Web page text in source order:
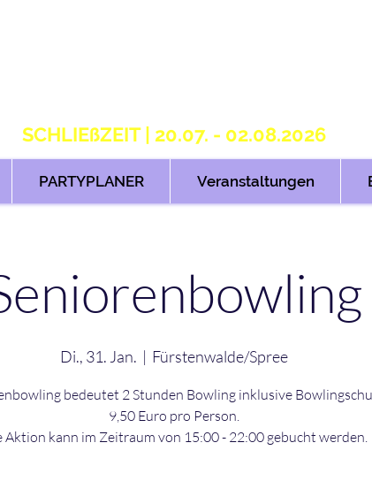
SCHLIEßZEIT | 20.07. - 02.08.2026
PARTYPLANER Veranstaltungen
Di., 31. Jan.
  |
Fürstenwalde/Spree
bedeutet 2 Stunden Bowling inklusive
9,50 Euro pro Person.
Aktion kann im Zeitraum von 15:00 - 22:00 gebucht werden.